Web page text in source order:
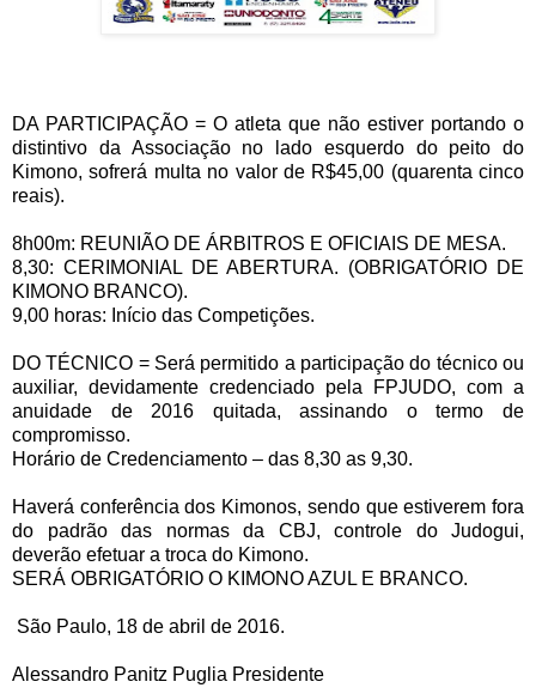
DA PARTICIPAÇÃO = O atleta que não estiver portando o
distintivo da Associação no lado esquerdo do peito do
Kimono, sofrerá multa no valor de R$45,00 (quarenta cinco
reais).
8h00m: REUNIÃO DE ÁRBITROS E OFICIAIS DE MESA.
8,30: CERIMONIAL DE ABERTURA. (OBRIGATÓRIO DE
KIMONO BRANCO).
9,00 horas: Início das Competições.
DO TÉCNICO = Será permitido a participação do técnico ou
auxiliar, devidamente credenciado pela FPJUDO, com a
anuidade de 2016 quitada, assinando o termo de
compromisso.
Horário de Credenciamento – das 8,30 as 9,30.
Haverá conferência dos Kimonos, sendo que estiverem fora
do padrão das normas da CBJ, controle do Judogui,
deverão efetuar a troca do Kimono.
SERÁ OBRIGATÓRIO O KIMONO AZUL E BRANCO.
São Paulo, 18 de abril de 2016.
Alessandro Panitz Puglia Presidente